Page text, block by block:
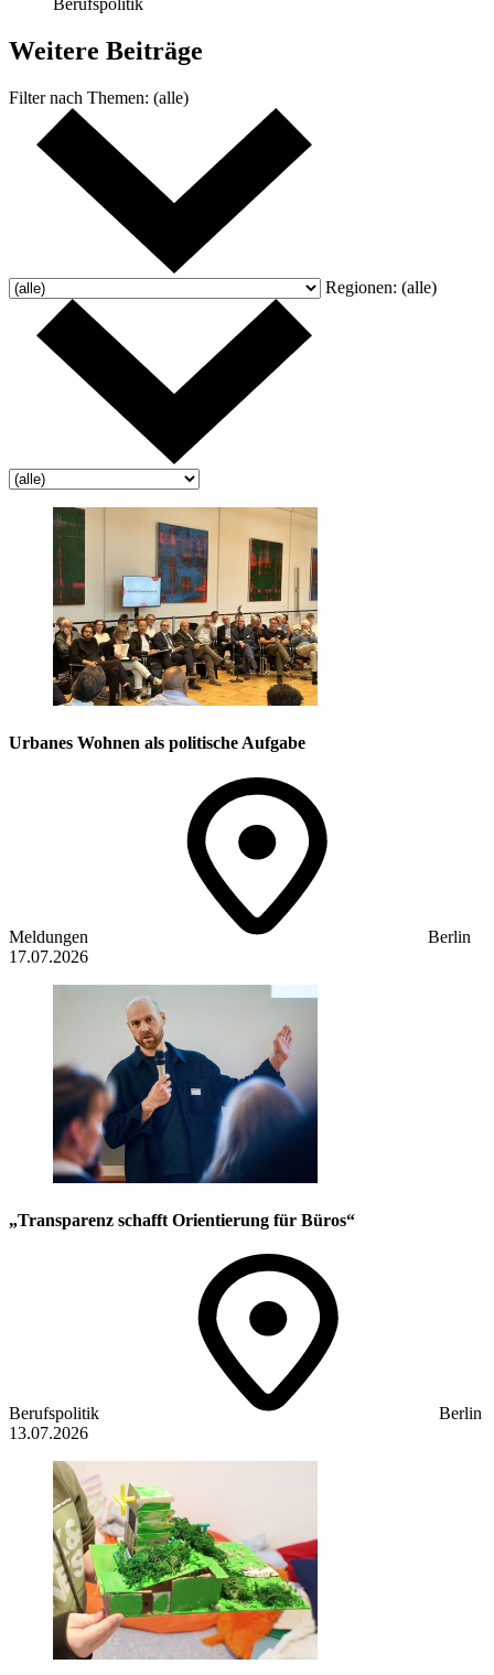
Berufspolitik
Weitere Beiträge
Filter nach Themen: (alle)
Regionen: (alle)
Urbanes Wohnen als politische Aufgabe
Meldungen
Berlin
17.07.2026
„Transparenz schafft Orientierung für Büros“
Berufspolitik
Berlin
13.07.2026